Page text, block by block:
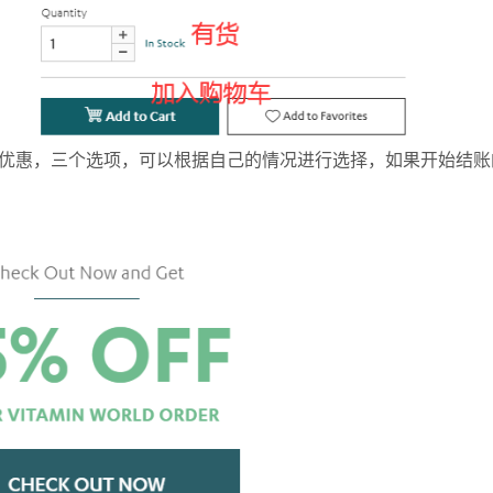
惠，三个选项，可以根据自己的情况进行选择，如果开始结